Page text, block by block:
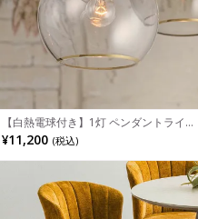
【白熱電球付き】1灯 ペンダントライ
ト ポメリー ガラス ライト 吊り下げ 照
明 インテリア 間接照明 LED対応 天井照
イニング
¥11,200 (税込)